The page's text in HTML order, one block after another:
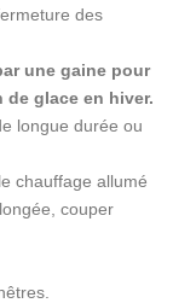
des
une gaine pour
glace en hiver.
longue durée ou
chauffage allumé
couper